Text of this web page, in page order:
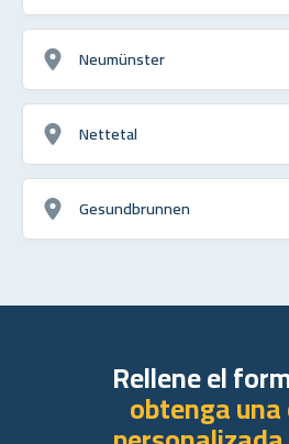
Neumünster
Nettetal
Gesundbrunnen
Rellene el
obtenga